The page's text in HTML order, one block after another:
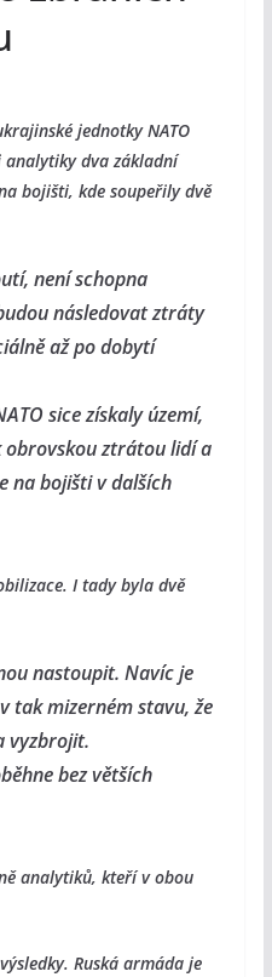
jednotky NATO
analytiky dva základní
bojišti, kde soupeřily dvě
není schopna
následovat ztráty
až po dobytí
sice získaly území,
ztrátou lidí a
na bojišti v dalších
I tady byla dvě
nastoupit. Navíc je
tak mizerném stavu, že
vyzbrojit.
bez větších
analytiků, kteří v obou
Ruská armáda je